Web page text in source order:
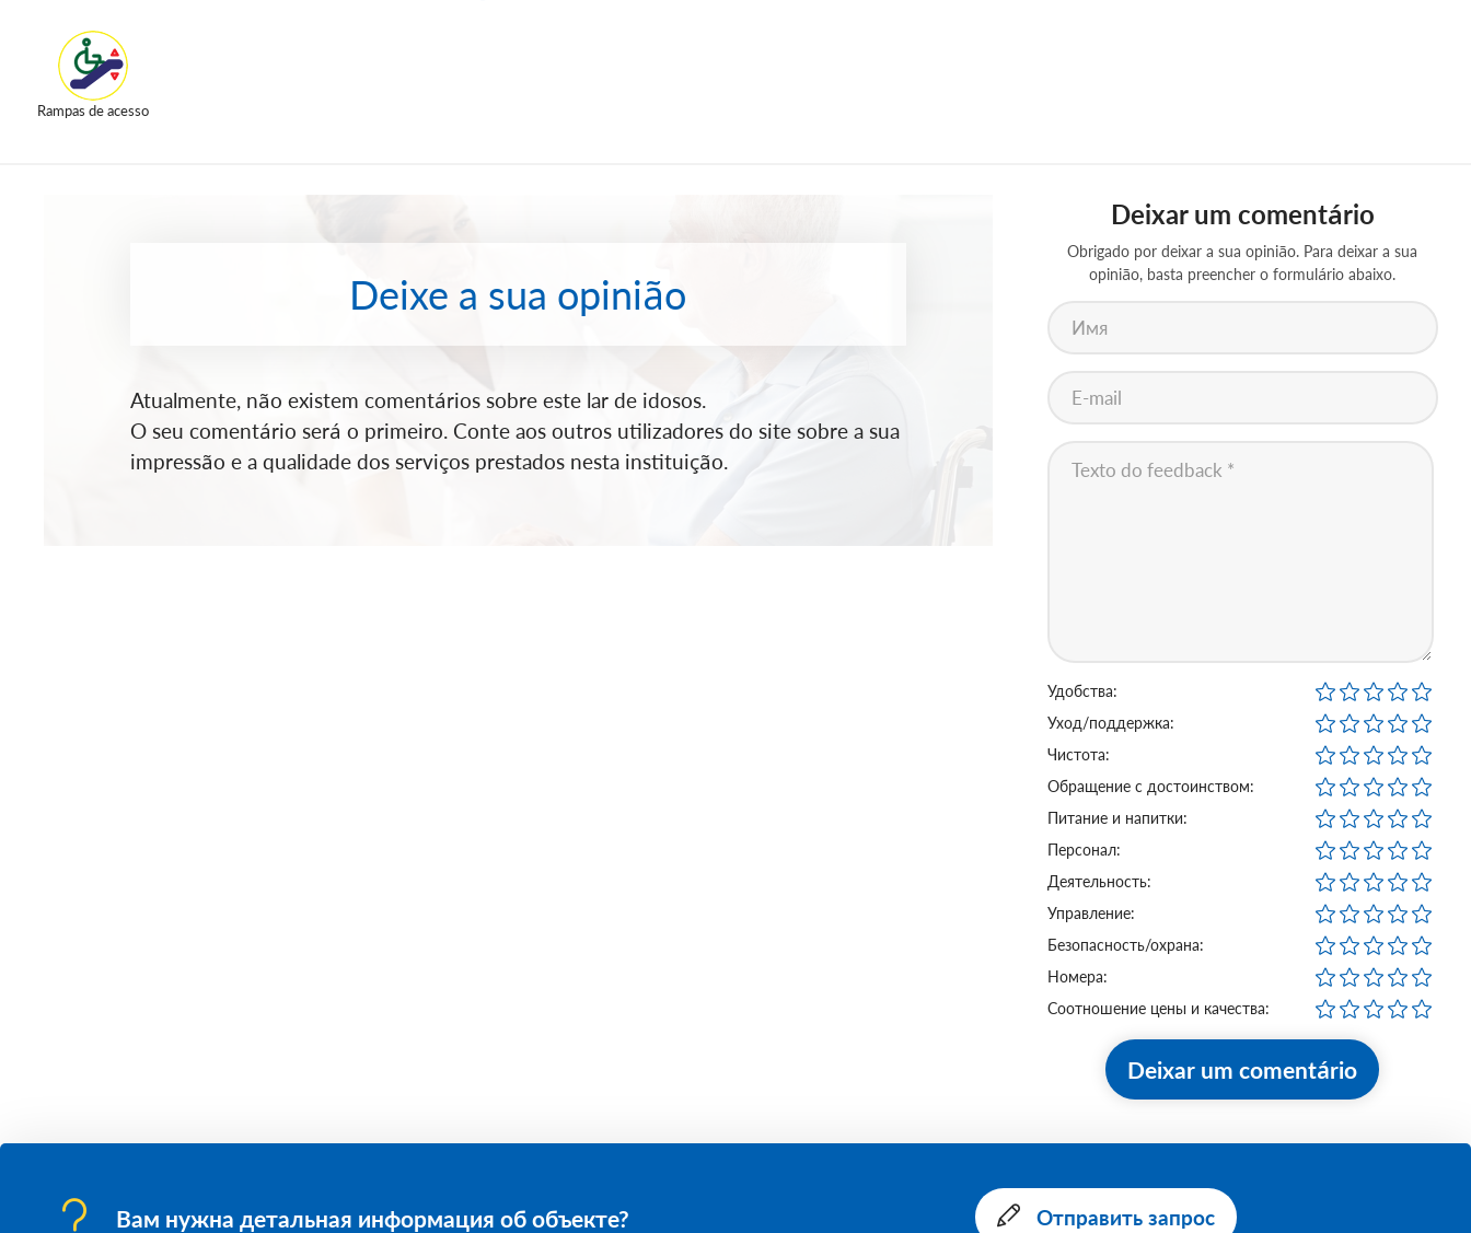
Rampas de acesso
Deixe a sua opinião
Atualmente, não existem comentários sobre este lar de idosos.
O seu comentário será o primeiro. Conte aos outros utilizadores do site sobre a sua
impressão e a qualidade dos serviços prestados nesta instituição.
Deixar um comentário
Obrigado por deixar a sua opinião. Para deixar a sua
opinião, basta preencher o formulário abaixo.
Удобства:
Уход/поддержка:
Чистота:
Обращение с достоинством:
Питание и напитки:
Персонал:
Деятельность:
Управление:
Безопасность/охрана:
Номера:
Соотношение цены и качества:
Deixar um comentário
Вам нужна детальная информация об объекте? Отправить запрос